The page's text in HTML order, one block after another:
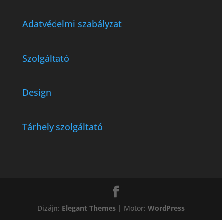
Adatvédelmi szabályzat
Szolgáltató
Design
Tárhely szolgáltató
Dizájn: Elegant Themes| Motor: WordPress